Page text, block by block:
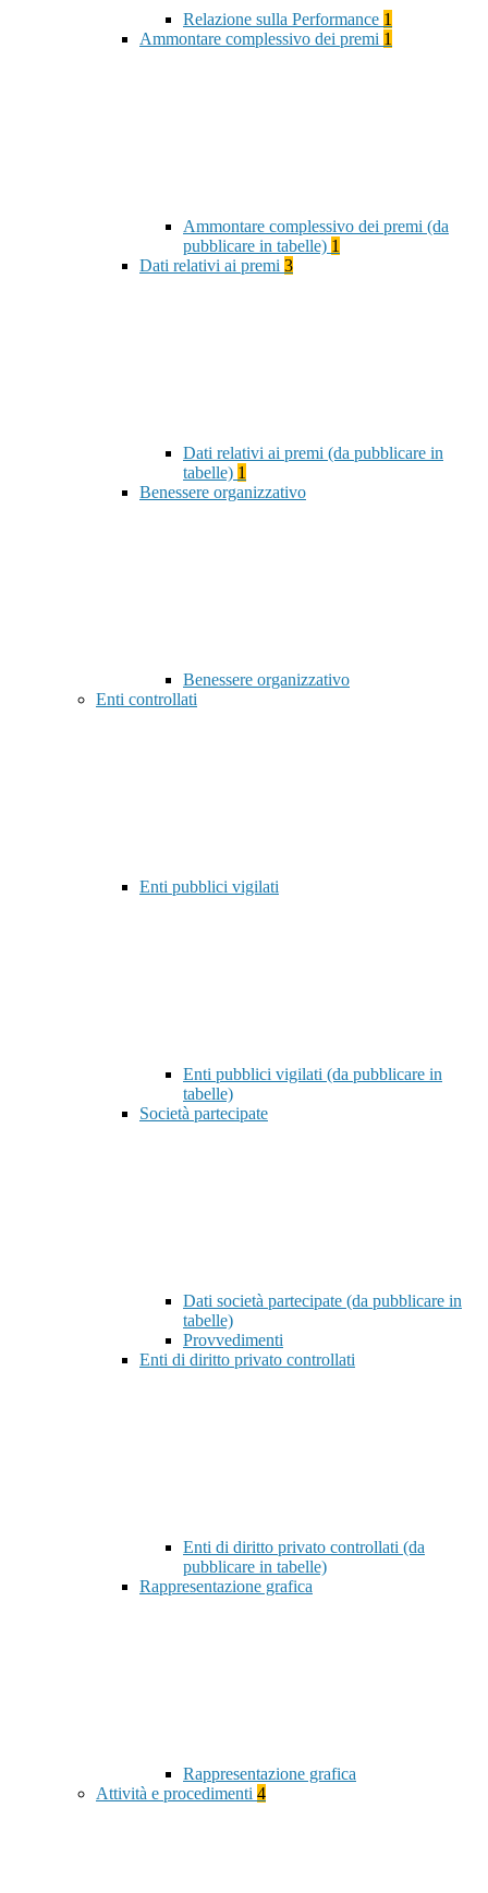
Relazione sulla Performance 1
Ammontare complessivo dei premi 1
Ammontare complessivo dei premi (da
pubblicare in tabelle) 1
Dati relativi ai premi 3
Dati relativi ai premi (da pubblicare in
tabelle) 1
Benessere organizzativo
Benessere organizzativo
Enti controllati
Enti pubblici vigilati
Enti pubblici vigilati (da pubblicare in
tabelle)
Società partecipate
Dati società partecipate (da pubblicare in
tabelle)
Provvedimenti
Enti di diritto privato controllati
Enti di diritto privato controllati (da
pubblicare in tabelle)
Rappresentazione grafica
Rappresentazione grafica
Attività e procedimenti 4